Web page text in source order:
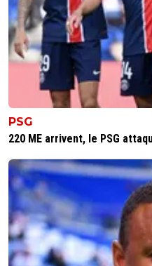
PSG
220 ME arrivent, le PSG